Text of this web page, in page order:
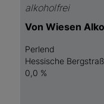
alkoholfrei
Von Wiesen
Perlend
Hessische
0,0 %